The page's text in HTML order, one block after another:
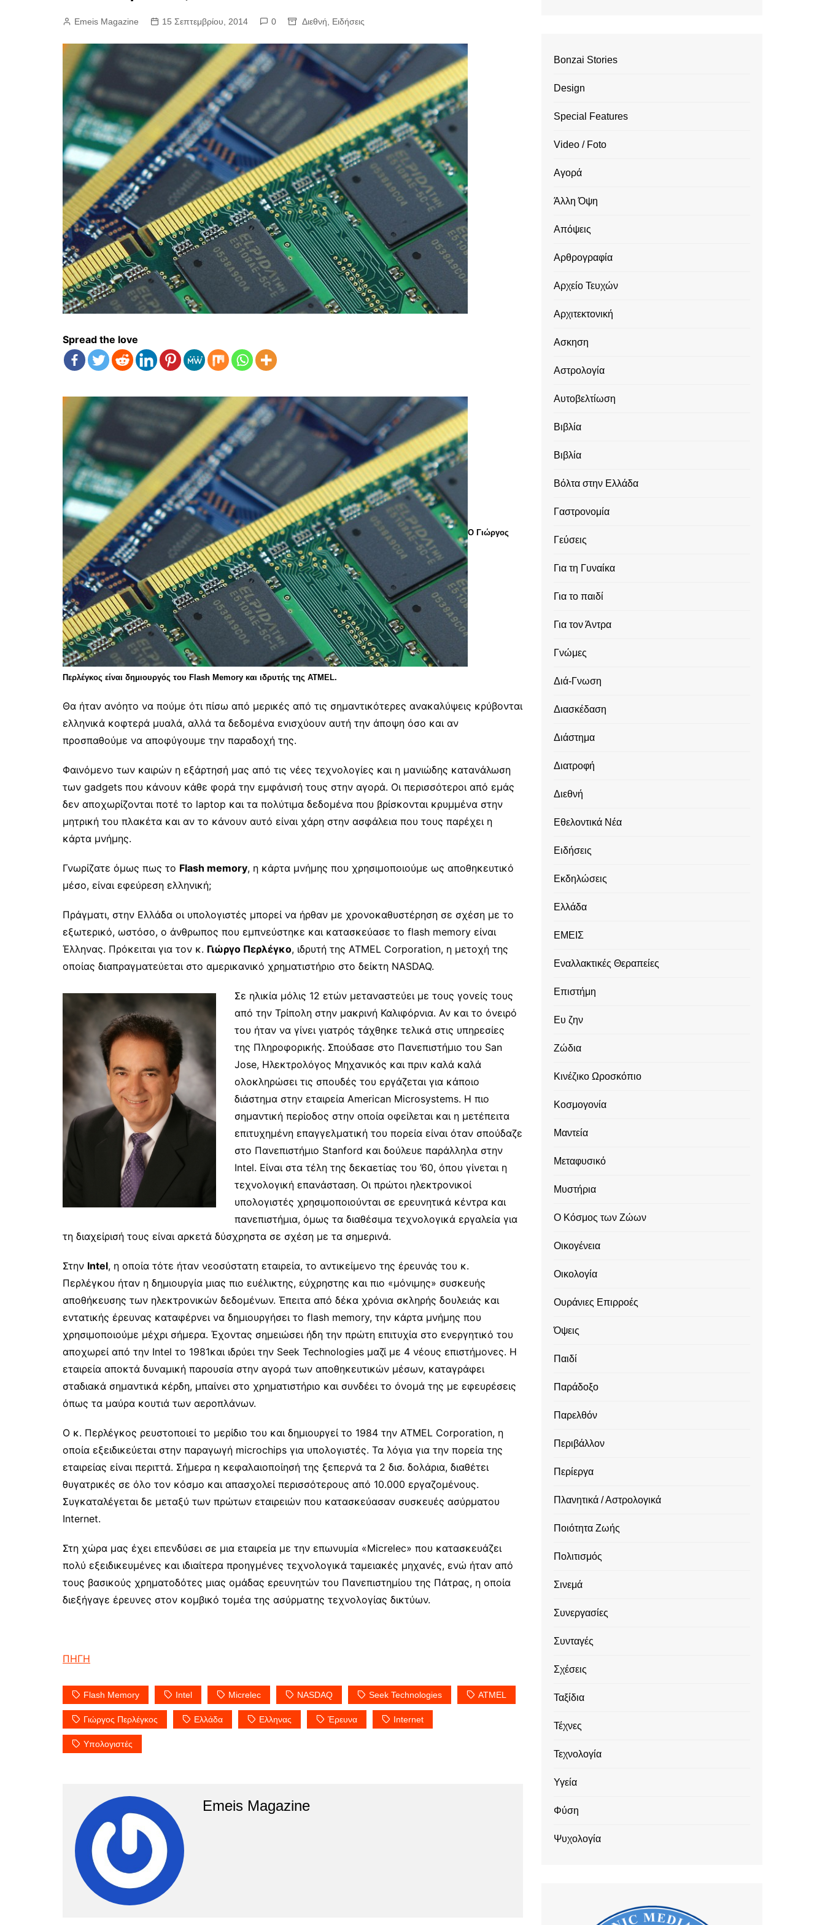
Emeis Magazine 15 Σεπτεμβρίου, 2014 0 Διεθνή Ειδήσεις
Spread the love
Ο Γιώργος
Περλέγκος είναι δημιουργός του Flash Memory και ιδρυτής της ΑΤΜΕL.
Θα ήταν ανόητο να πούμε ότι πίσω από μερικές από τις σημαντικότερες ανακαλύψεις κρύβονται
ελληνικά κοφτερά μυαλά, αλλά τα δεδομένα ενισχύουν αυτή την άποψη όσο και αν
προσπαθούμε να αποφύγουμε την παραδοχή της.
Φαινόμενο των καιρών η εξάρτησή μας από τις νέες τεχνολογίες και η μανιώδης κατανάλωση
των gadgets που κάνουν κάθε φορά την εμφάνισή τους στην αγορά. Οι περισσότεροι από εμάς
δεν αποχωρίζονται ποτέ το laptop και τα πολύτιμα δεδομένα που βρίσκονται κρυμμένα στην
μητρική του πλακέτα και αν το κάνουν αυτό είναι χάρη στην ασφάλεια που τους παρέχει η
κάρτα μνήμης.
Γνωρίζατε όμως πως το Flash memory, η κάρτα μνήμης που χρησιμοποιούμε ως αποθηκευτικό
μέσο, είναι εφεύρεση ελληνική;
Πράγματι, στην Ελλάδα οι υπολογιστές μπορεί να ήρθαν με χρονοκαθυστέρηση σε σχέση με το
εξωτερικό, ωστόσο, ο άνθρωπος που εμπνεύστηκε και κατασκεύασε το flash memory είναι
Έλληνας. Πρόκειται για τον κ. Γιώργο Περλέγκο, ιδρυτή της ATMEL Corporation, η μετοχή της
οποίας διαπραγματεύεται στο αμερικανικό χρηματιστήριο στο δείκτη NASDAQ.
Σε ηλικία μόλις 12 ετών μεταναστεύει με τους γονείς τους
από την Τρίπολη στην μακρινή Καλιφόρνια. Αν και το όνειρό
του ήταν να γίνει γιατρός τάχθηκε τελικά στις υπηρεσίες
της Πληροφορικής. Σπούδασε στο Πανεπιστήμιο του San
Jose, Ηλεκτρολόγος Μηχανικός και πριν καλά καλά
ολοκληρώσει τις σπουδές του εργάζεται για κάποιο
διάστημα στην εταιρεία American Microsystems. Η πιο
σημαντική περίοδος στην οποία οφείλεται και η μετέπειτα
επιτυχημένη επαγγελματική του πορεία είναι όταν σπούδαζε
στο Πανεπιστήμιο Stanford και δούλευε παράλληλα στην
Intel. Είναι στα τέλη της δεκαετίας του ’60, όπου γίνεται η
τεχνολογική επανάσταση. Οι πρώτοι ηλεκτρονικοί
υπολογιστές χρησιμοποιούνται σε ερευνητικά κέντρα και
πανεπιστήμια, όμως τα διαθέσιμα τεχνολογικά εργαλεία για
τη διαχείρισή τους είναι αρκετά δύσχρηστα σε σχέση με τα σημερινά.
Στην Intel, η οποία τότε ήταν νεοσύστατη εταιρεία, το αντικείμενο της έρευνάς του κ.
Περλέγκου ήταν η δημιουργία μιας πιο ευέλικτης, εύχρηστης και πιο «μόνιμης» συσκευής
αποθήκευσης των ηλεκτρονικών δεδομένων. Έπειτα από δέκα χρόνια σκληρής δουλειάς και
εντατικής έρευνας καταφέρνει να δημιουργήσει το flash memory, την κάρτα μνήμης που
χρησιμοποιούμε μέχρι σήμερα. Έχοντας σημειώσει ήδη την πρώτη επιτυχία στο ενεργητικό του
αποχωρεί από την Intel το 1981και ιδρύει την Seek Technologies μαζί με 4 νέους επιστήμονες. Η
εταιρεία αποκτά δυναμική παρουσία στην αγορά των αποθηκευτικών μέσων, καταγράφει
σταδιακά σημαντικά κέρδη, μπαίνει στο χρηματιστήριο και συνδέει το όνομά της με εφευρέσεις
όπως τα μαύρα κουτιά των αεροπλάνων.
Ο κ. Περλέγκος ρευστοποιεί το μερίδιο του και δημιουργεί το 1984 την ATMEL Corporation, η
οποία εξειδικεύεται στην παραγωγή microchips για υπολογιστές. Τα λόγια για την πορεία της
εταιρείας είναι περιττά. Σήμερα η κεφαλαιοποίησή της ξεπερνά τα 2 δισ. δολάρια, διαθέτει
θυγατρικές σε όλο τον κόσμο και απασχολεί περισσότερους από 10.000 εργαζομένους.
Συγκαταλέγεται δε μεταξύ των πρώτων εταιρειών που κατασκεύασαν συσκευές ασύρματου
Ιnternet.
Στη χώρα μας έχει επενδύσει σε μια εταιρεία με την επωνυμία «Micrelec» που κατασκευάζει
πολύ εξειδικευμένες και ιδιαίτερα προηγμένες τεχνολογικά ταμειακές μηχανές, ενώ ήταν από
τους βασικούς χρηματοδότες μιας ομάδας ερευνητών του Πανεπιστημίου της Πάτρας, η οποία
διεξήγαγε έρευνες στον κομβικό τομέα της ασύρματης τεχνολογίας δικτύων.
ΠΗΓΗ
Flash Memory Intel Micrelec NASDAQ Seek Technologies ΑΤΜΕL
Γιώργος Περλέγκος Ελλάδα Ελληνας Έρευνα Ιnternet
Υπολογιστές
Emeis Magazine
Bonzai Stories
Design
Special Features
Video / Foto
Αγορά
Άλλη Όψη
Απόψεις
Αρθρογραφία
Αρχείο Τευχών
Αρχιτεκτονική
Ασκηση
Αστρολογία
Αυτοβελτίωση
Βιβλία
Βιβλία
Βόλτα στην Ελλάδα
Γαστρονομία
Γεύσεις
Για τη Γυναίκα
Για το παιδί
Για τον Άντρα
Γνώμες
Διά-Γνωση
Διασκέδαση
Διάστημα
Διατροφή
Διεθνή
Εθελοντικά Νέα
Ειδήσεις
Εκδηλώσεις
Ελλάδα
ΕΜΕΙΣ
Εναλλακτικές Θεραπείες
Επιστήμη
Ευ ζην
Ζώδια
Κινέζικο Ωροσκόπιο
Κοσμογονία
Μαντεία
Μεταφυσικό
Μυστήρια
Ο Κόσμος των Ζώων
Οικογένεια
Οικολογία
Ουράνιες Επιρροές
Όψεις
Παιδί
Παράδοξο
Παρελθόν
Περιβάλλον
Περίεργα
Πλανητικά / Αστρολογικά
Ποιότητα Ζωής
Πολιτισμός
Σινεμά
Συνεργασίες
Συνταγές
Σχέσεις
Ταξίδια
Τέχνες
Τεχνολογία
Υγεία
Φύση
Ψυχολογία